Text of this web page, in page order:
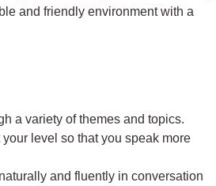
and friendly environment with a
a variety of themes and topics.
level so that you speak more
and fluently in conversation